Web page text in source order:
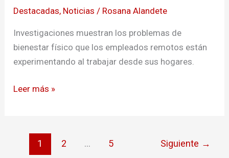
Destacadas, Noticias / Rosana Alandete
Investigaciones muestran los problemas de
bienestar físico que los empleados remotos están
experimentando al trabajar desde sus hogares.
de
colaboradores
remoto
Leer más »
1 2 … 5 Siguiente →